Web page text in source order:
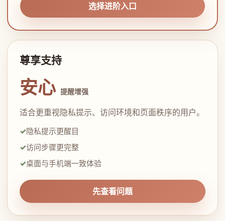
选择进阶入口
尊享支持
安心 提醒增强
适合更重视隐私提示、访问环境和页面秩序的用户。
隐私提示更醒目
访问步骤更完整
桌面与手机端一致体验
先查看问题